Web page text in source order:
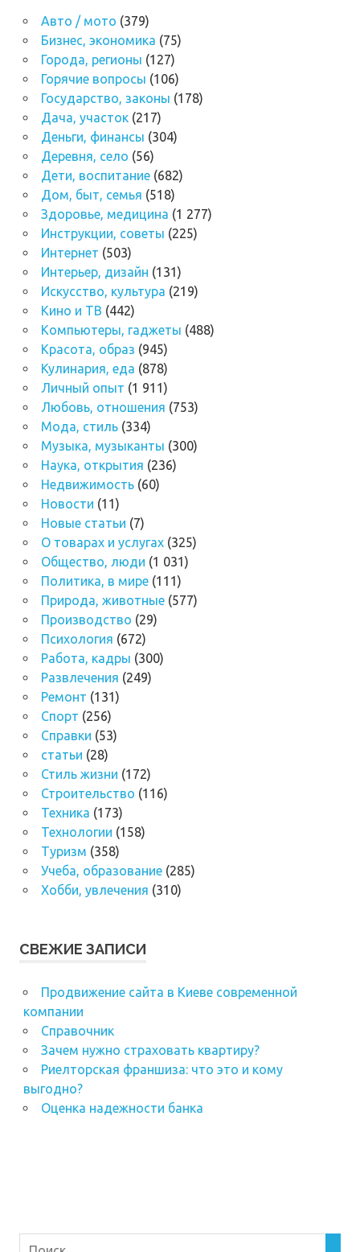
Авто / мото (379)
Бизнес, экономика (75)
Города, регионы (127)
Горячие вопросы (106)
Государство, законы (178)
Дача, участок(217)
Деньги, финансы (304)
Деревня, село (56)
Дети, воспитание(682)
Дом, быт, семья (518)
Здоровье, медицина (1 277)
Инструкции, советы (225)
Интернет (503)
Интерьер, дизайн (131)
Искусство, культура (219)
Кино и ТВ (442)
Компьютеры, гаджеты (488)
Красота, образ (945)
Кулинария, еда (878)
Личный опыт (1 911)
Любовь, отношения (753)
Мода, стиль(334)
Музыка, музыканты (300)
Наука, открытия (236)
Недвижимость(60)
Новости (11)
Новые статьи (7)
О товарах и услугах(325)
Общество, люди (1 031)
Политика, в мире(111)
Природа, животные(577)
Производство (29)
Психология (672)
Работа, кадры (300)
Развлечения (249)
Ремонт (131)
Спорт (256)
Справки (53)
статьи (28)
Стиль жизни (172)
Строительство (116)
Техника (173)
Технологии (158)
Туризм (358)
Учеба, образование(285)
Хобби, увлечения (310)
СВЕЖИЕ ЗАПИСИ
Продвижение сайта в Киеве современной
компании
Справочник
Зачем нужно страховать квартиру?
Риелторская франшиза: что это и кому
выгодно?
Оценка надежности банка